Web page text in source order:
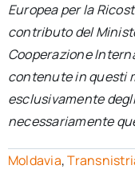
Europea per la
contributo del
Cooperazione
contenute in questi
esclusivamente
necessariamente
Moldavia,